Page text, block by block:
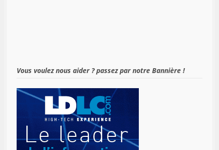
Vous voulez nous aider ? passez par notre Bannière !